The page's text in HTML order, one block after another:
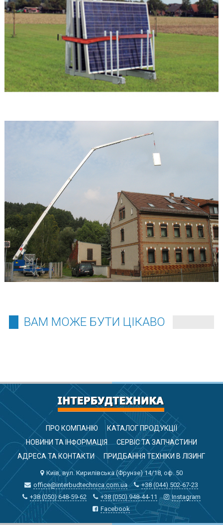
ВАМ МОЖЕ БУТИ ЦІКАВО
ПРО КОМПАНІЮ
КАТАЛОГ ПРОДУКЦІЇ
НОВИНИ ТА ІНФОРМАЦІЯ
СЕРВІС ТА ЗАПЧАСТИНИ
АДРЕСА ТА КОНТАКТИ
ПРИДБАННЯ ТЕХНІКИ В ЛІЗИНГ
Київ, вул. Кирилівська (Фрунзе) 14/18, оф. 50
office@interbudtechnica.com.ua
+38 (044) 502-67-23
+38 (050) 648-59-62
+38 (050) 948-44-11
Instagram
Facebook